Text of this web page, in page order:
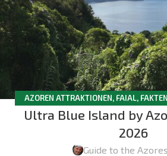
AZOREN ATTRAKTIONEN, FAIAL,
WANDERN
Ultra Blue Island by
2026
Guide to the Azores